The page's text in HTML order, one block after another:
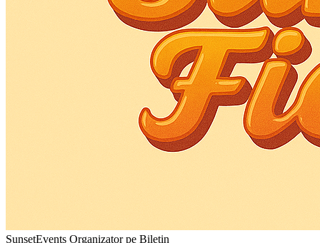
SunsetEvents Organizator pe Biletin